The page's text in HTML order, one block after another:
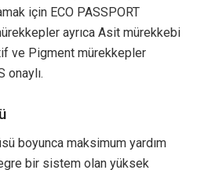
için ECO PASSPORT
ayrıca Asit mürekkebi
ve Pigment mürekkepler
onaylı.
boyunca maksimum yardım
bir sistem olan yüksek